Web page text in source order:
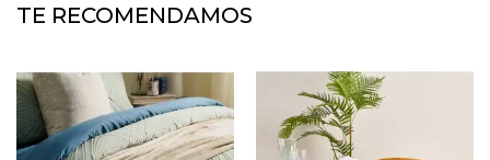
TE RECOMENDAMOS